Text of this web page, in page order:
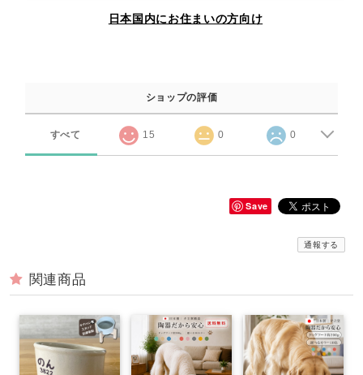
日本国内にお住まいの方向け
ショップの評価
すべて 15 0 0
Save
通報する
関連商品